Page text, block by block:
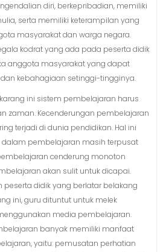
diri, berkepribadian, memiliki
serta memiliki keterampilan yang
masyarakat dan warga negara.
kodrat yang ada pada peserta didik
anggota masyarakat yang dapat
kebahagiaan setinggi-tingginya.
ini sistem pembelajaran harus
zaman. Kecenderungan pembelajaran
terjadi di dunia pendidikan. Hal ini
pembelajaran masih terpusat
cenderung monoton
akan sulit untuk dicapai.
peserta didik yang berlatar belakang
ini, guru dituntut untuk melek
media pembelajaran.
banyak memiliki manfaat
yaitu: pemusatan perhatian